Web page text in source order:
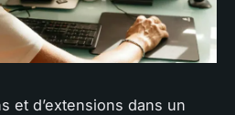
et d’extensions dans un